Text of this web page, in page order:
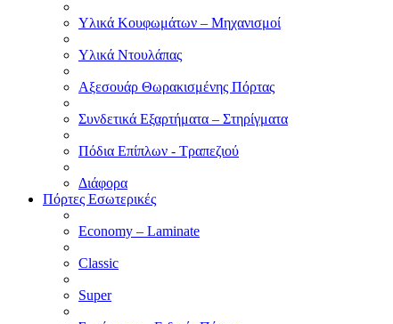
Υλικά Κουφωμάτων – Μηχανισμοί
Υλικά Ντουλάπας
Αξεσουάρ Θωρακισμένης Πόρτας
Συνδετικά Εξαρτήματα – Στηρίγματα
Πόδια Επίπλων - Τραπεζιού
Διάφορα
Πόρτες Εσωτερικές
Economy – Laminate
Classic
Super